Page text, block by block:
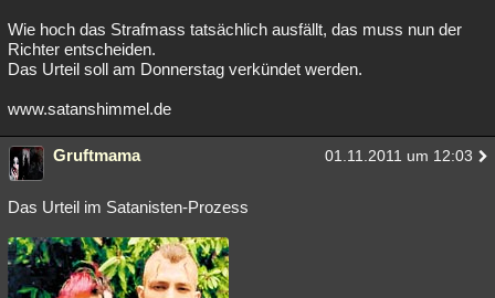
Wie hoch das Strafmass tatsächlich ausfällt, das muss nun der
Richter entscheiden.
Das Urteil soll am Donnerstag verkündet werden.
www.satanshimmel.de
Gruftmama 01.11.2011 um 12:03
Das Urteil im Satanisten-Prozess